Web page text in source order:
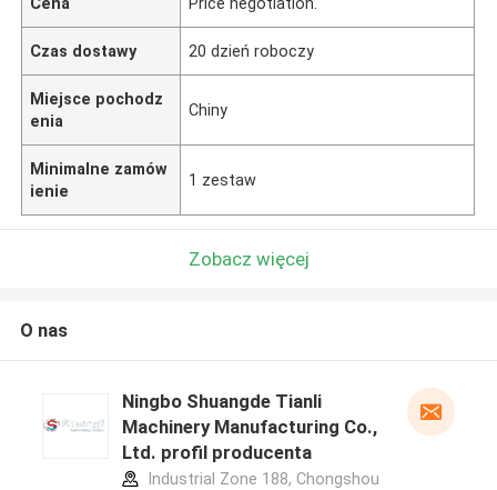
Czas dostawy 20 dzień roboczy
Miejsce pochodz
enia
Chiny
Minimalne zamów
ienie
1 zestaw
Zobacz więcej
O nas
Ningbo Shuangde Tianli
Machinery Manufacturing Co.,
Ltd. profil producenta
Industrial Zone 188, Chongshou